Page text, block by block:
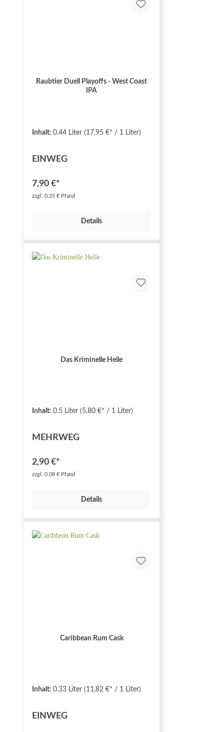
Raubtier Duell Playoffs - West Coast
IPA
Inhalt: 0.44 Liter (17,95 €* / 1 Liter)
EINWEG
7,90 €*
zzgl. 0,25 € Pfand
Details
Das Kriminelle Helle
Inhalt: 0.5 Liter (5,80 €* / 1 Liter)
MEHRWEG
2,90 €*
zzgl. 0,08 € Pfand
Details
Caribbean Rum Cask
Inhalt: 0.33 Liter (11,82 €* / 1 Liter)
EINWEG